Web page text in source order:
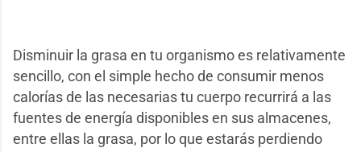
Disminuir la grasa en tu organismo es relativamente
sencillo, con el simple hecho de consumir menos
calorías de las necesarias tu cuerpo recurrirá a las
fuentes de energía disponibles en sus almacenes,
entre ellas la grasa, por lo que estarás perdiendo